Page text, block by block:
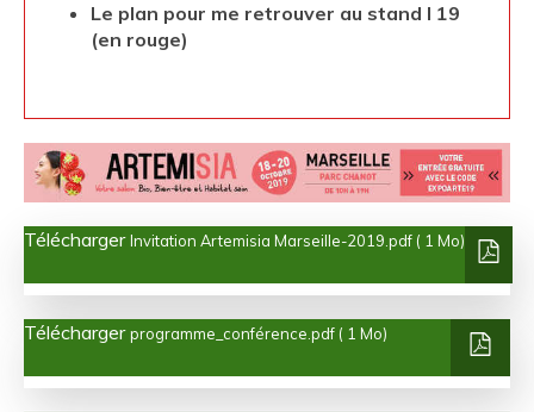
Le plan pour me retrouver au stand I 19
(en rouge)
TéléchargerInvitation Artemisia Marseille-2019.pdf ( 1 Mo)
Téléchargerprogramme_conférence.pdf ( 1 Mo)